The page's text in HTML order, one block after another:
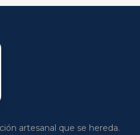
artesanal que se hereda.